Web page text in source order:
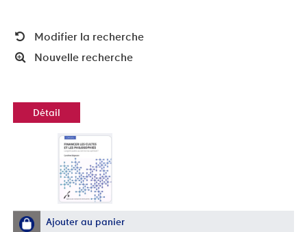
Modifier la recherche
Nouvelle recherche
Détail
Ajouter au panier